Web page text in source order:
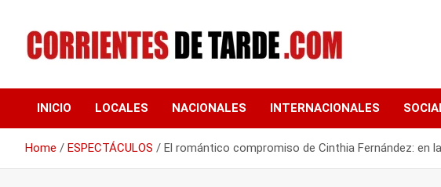
content
CORRIENTES DE
TARDE
INICIO LOCALES NACIONALES INTERNACIONALES
Home ESPECTÁCULOS El romántico compromiso de Cinthia Fernández: en